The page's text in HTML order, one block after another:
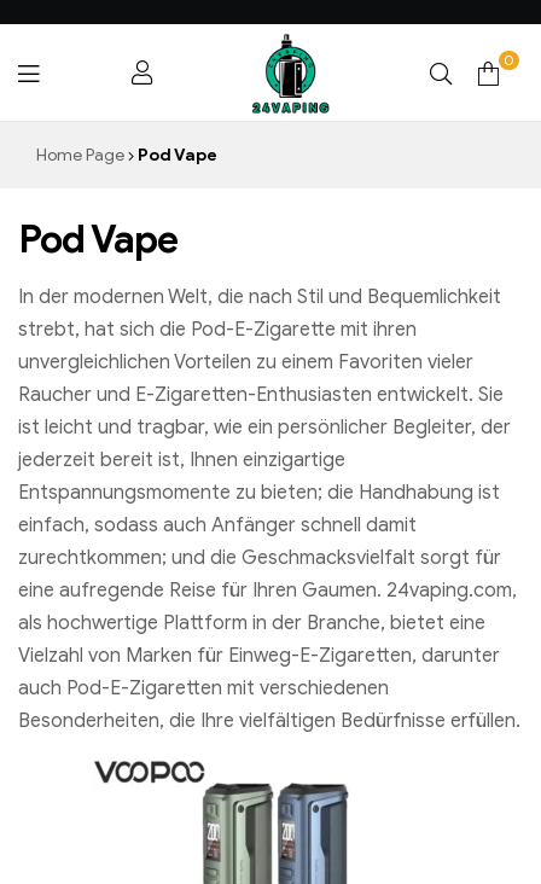
0
Home Page Pod Vape
Pod Vape
In der modernen Welt, die nach Stil und Bequemlichkeit
strebt, hat sich die Pod-E-Zigarette mit ihren
unvergleichlichen Vorteilen zu einem Favoriten vieler
Raucher und E-Zigaretten-Enthusiasten entwickelt. Sie
ist leicht und tragbar, wie ein persönlicher Begleiter, der
jederzeit bereit ist, Ihnen einzigartige
Entspannungsmomente zu bieten; die Handhabung ist
einfach, sodass auch Anfänger schnell damit
zurechtkommen; und die Geschmacksvielfalt sorgt für
eine aufregende Reise für Ihren Gaumen. 24vaping.com,
als hochwertige Plattform in der Branche, bietet eine
Vielzahl von Marken für Einweg-E-Zigaretten, darunter
auch Pod-E-Zigaretten mit verschiedenen
Besonderheiten, die Ihre vielfältigen Bedürfnisse erfüllen.